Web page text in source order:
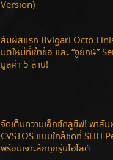
Version)
สัมผัสแรก Bvlgari Octo
มิติใหม่ที่เข้าข้อ และ “งูยักษ์”
มูลค่า 5 ล้าน!
จัดเต็มความเอ็กซ์คลูซีฟ! พาสัม
CVSTOS แบบใกล้ชิดที่ SHH
พร้อมเจาะลึกทุกรุ่นไฮไลต์